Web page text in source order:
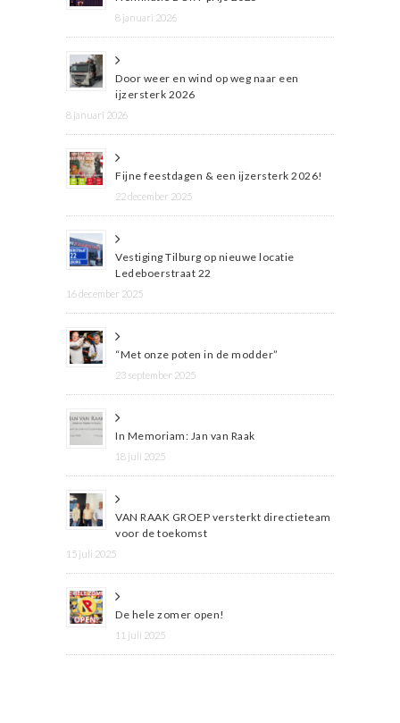
8 januari 2026
Door weer en wind op weg naar een
ijzersterk 2026
8 januari 2026
Fijne feestdagen & een ijzersterk 2026!
22 december 2025
Vestiging Tilburg op nieuwe locatie
Ledeboerstraat 22
16 december 2025
“Met onze poten in de modder”
23 september 2025
In Memoriam: Jan van Raak
18 juli 2025
VAN RAAK GROEP versterkt directieteam
voor de toekomst
15 juli 2025
De hele zomer open!
11 juli 2025